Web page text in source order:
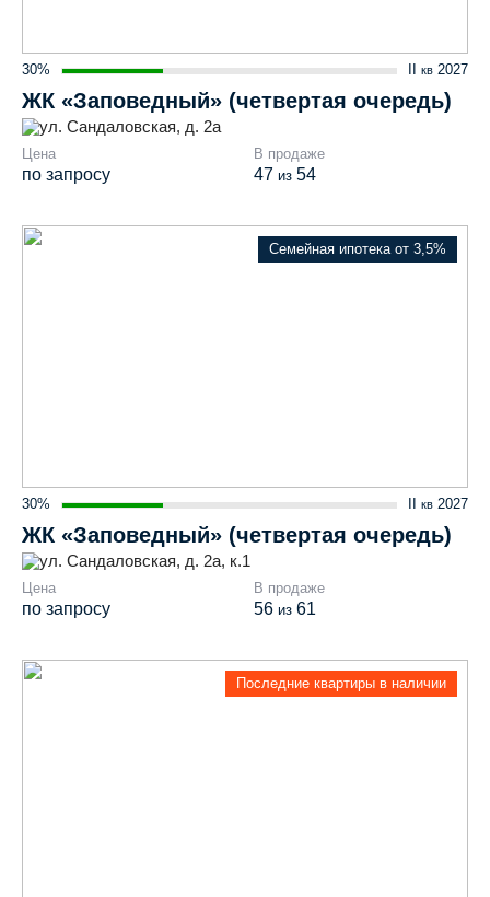
30% II кв 2027
ЖК «Заповедный» (четвертая очередь)
ул. Сандаловская, д. 2а
Цена
по запросу
В продаже
47 из 54
Семейная ипотека от 3,5%
30% II кв 2027
ЖК «Заповедный» (четвертая очередь)
ул. Сандаловская, д. 2а, к.1
Цена
по запросу
В продаже
56 из 61
Последние квартиры в наличии